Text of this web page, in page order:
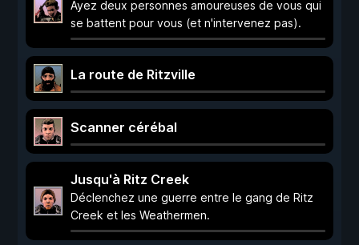
Ayez deux personnes amoureuses de vous qui
se battent pour vous (et n'intervenez pas).
La route de Ritzville
Scanner cérébal
Jusqu'à Ritz Creek
Déclenchez une guerre entre le gang de Ritz
Creek et les Weathermen.